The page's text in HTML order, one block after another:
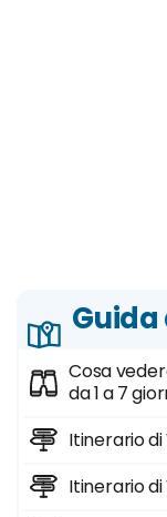
Guida
Cosa
da 1 a 7
Itinerario
Itinerario di